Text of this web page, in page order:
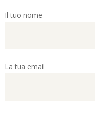
Il tuo nome
La tua email